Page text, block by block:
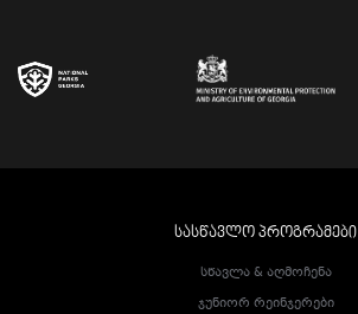
ᲡᲐᲡᲬᲐᲕᲚᲝ ᲞᲠᲝᲒᲠᲐᲛᲔᲑᲘ
Სწავლა & Აღმოჩენა
Ჯუნიორ Რეინჯერები